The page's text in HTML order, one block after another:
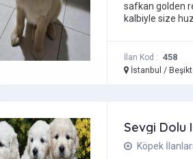
safkan golden
kalbiyle size
İlan Kod : 458
İstanbul /
Sevgi Dolu
Köpek